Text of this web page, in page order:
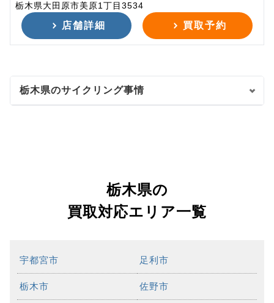
栃木県大田原市美原1丁目3534
店舗詳細 買取予約
栃木県のサイクリング事情
栃木県の
買取対応エリア一覧
宇都宮市 足利市
栃木市 佐野市